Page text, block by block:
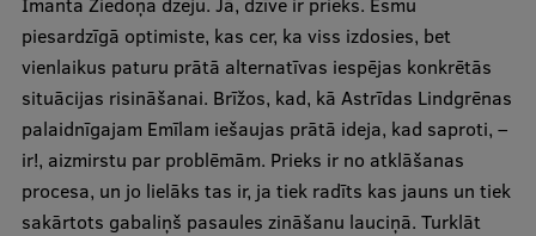
piesardzīgā optimiste, kas cer, ka viss izdosies, bet
vienlaikus paturu prātā alternatīvas iespējas konkrētās
situācijas risināšanai. Brīžos, kad, kā Astrīdas Lindgrēnas
palaidnīgajam Emīlam iešaujas prātā ideja, kad saproti, –
ir!, aizmirstu par problēmām. Prieks ir no atklāšanas
procesa, un jo lielāks tas ir, ja tiek radīts kas jauns un tiek
sakārtots gabaliņš pasaules zināšanu lauciņā. Turklāt